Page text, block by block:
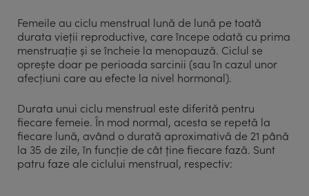
Femeile au ciclu menstrual lună de lună pe toată
durata vieții reproductive, care începe odată cu prima
menstruație și se încheie la menopauză. Ciclul se
oprește doar pe perioada sarcinii (sau în cazul unor
afecțiuni care au efecte la nivel hormonal).
Durata unui ciclu menstrual este diferită pentru
fiecare femeie. În mod normal, acesta se repetă la
fiecare lună, având o durată aproximativă de 21 până
la 35 de zile, în funcție de cât ține fiecare fază. Sunt
patru faze ale ciclului menstrual, respectiv: